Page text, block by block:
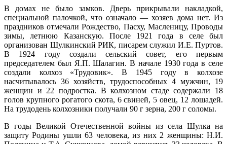
12:06:8501002:175
Марий Эл, р-н Оршанский, с
Шулка, мкр микрорайон, д 2
зу нет
12:06:8501002:185
Марий Эл, р-н Оршанский, с
Шулка, мкр микрорайон, д 2
зу нет
12:06:8501002:194
Марий Эл, р-н Оршанский, с
Шулка, мкр микрорайон, д 2
нет
12:06:8501002:200
Марий Эл, р-н Оршанский, с
Шулка, мкр микрорайон, д 2
зу нет
12:06:8501002:201
Марий Эл, р-н Оршанский, с
Шулка, мкр микрорайон, д 2
зу нет
12:06:8501002:208
Марий Эл, р-н Оршанский, с
Шулка, мкр микрорайон, д 2
зу нет
12:06:8501002:211
Марий Эл, р-н Оршанский, с
Шулка, мкр микрорайон, д 2
зу нет
762
84%
4.4
279°
15.02
06:00
-7°
761
81%
4.2
264°
В домах не было замков. Дверь прикрывали накладкой,
специальной палочкой, что означало — хозяев дома нет. Из
праздников отмечали Рождество, Пасху, Масленицу, Проводы
зимы, летнюю Казанскую. После 1921 года в селе был
организован Шулкинский РИК, писарем служил И.Е. Пуртов.
В 1924 году создали сельский совет, его первым
председателем был Я.П. Шалагин. В начале 1930 года в селе
создали колхоз «Трудовик». В 1945 году в колхозе
насчитывалось 36 хозяйств, трудоспособных 4 мужчин, 19
женщин и 22 подростка. В колхозном стаде содержали 18
голов крупного рогатого скота, 6 свиней, 5 овец, 12 лошадей.
На трудодень колхозники получали 90 г зерна, 200 г соломы.
В годы Великой Отечественной войны из села Шулка на
защиту Родины ушли 63 человека, из них 2 женщины: Н.И.